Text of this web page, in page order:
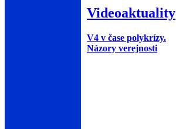
Videoaktuality
V4 v čase polykrízy.
Názory verejnosti